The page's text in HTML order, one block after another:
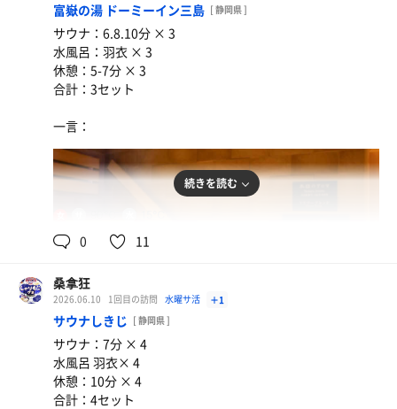
ずっーといい香りに包まれていて、ゆっくり出来る時間が
あったら、よかったなと思った。
富嶽の湯 ドーミーイン三島 [ 静岡県 ]
サウナ：6.8.10分 × 3
水風呂：羽衣 × 3
休憩：5-7分 × 3
合計：3セット
一言：
続きを読む
0 11
桑拿狂
2026.06.10 1回目の訪問 水曜サ活 ＋1
サウナしきじ [ 静岡県 ]
サウナ：7分 × 4
水風呂 羽衣× 4
休憩：10分 × 4
合計：4セット